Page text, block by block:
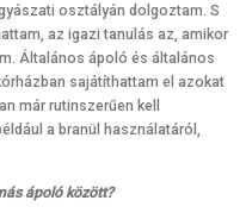
osztályán dolgoztam. S
az igazi tanulás az, amikor
Általános ápoló és általános
sajátíthattam el azokat
már rutinszerűen kell
a branül használatáról,
ápoló között?